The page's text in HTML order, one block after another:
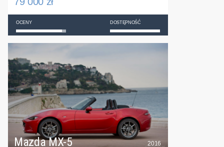
OCENY DOSTĘPNOŚĆ
Mazda MX-5 2016